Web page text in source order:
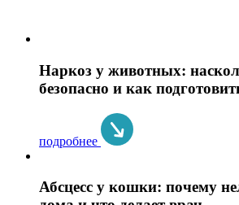
Наркоз у животных:
безопасно и как
подробнее
Абсцесс у кошки: почему